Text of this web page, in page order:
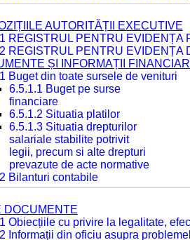
AUTORITĂȚII EXECUTIVE
REGISTRUL PENTRU EVIDENȚA
REGISTRUL PENTRU EVIDENȚA
ȘI INFORMAȚII
Buget din toate sursele de venituri
6.5.1.1 Buget pe surse
financiare
6.5.1.2 Situatia platilor
6.5.1.3 Situatia drepturilor
salariale stabilite potrivit
legii, precum si alte drepturi
prevazute de acte normative
Bilanturi contabile
DOCUMENTE
Obiecțiile cu privire la legalitate,
Informații din oficiu asupra